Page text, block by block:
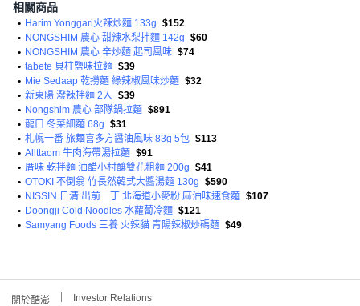
相關商品
• Harim Yonggari火辣炒麵 133g $152
• NONGSHIM 農心 甜辣水梨拌麵 142g $60
• NONGSHIM 農心 辛炒麵 起司風味 $74
• tabete 貝柱鹽味拉麵 $39
• Mie Sedaap 乾撈麵 綠辣椒風味炒麵 $32
• 新東陽 潑辣拌麵 2入 $39
• Nongshim 農心 部隊鍋拉麵 $891
• 龍口 冬菜細麵 68g $31
• 札幌一番 旅麺喜多方醤油風味 83g 5包 $113
• Allttaom 牛肉海帶湯拉麵 $91
• 厝味 乾拌麵 油醋小村釀雙花粗麵 200g $41
• OTOKI 不倒翁 竹長然韓式大醬湯麵 130g $590
• NISSIN 日清 出前一丁 北海道小麥粉 麻油味速食麵 $107
• Doongji Cold Noodles 水蘿蔔冷麵 $121
• Samyang Foods 三養 火辣貓 青陽辣椒炒碼麵 $49
關於酷澎 Investor Relations